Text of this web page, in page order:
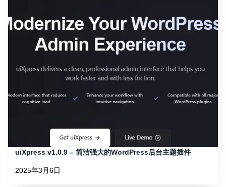
uiXpress v1.0.9 – 简洁强大的WordPress后台主题插件
2025年3月6日